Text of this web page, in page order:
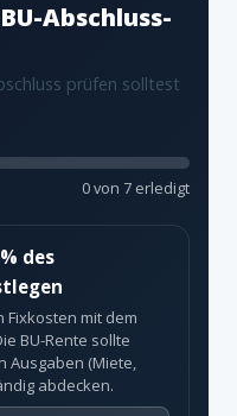
Abschluss-
prüfen solltest
0 von 7 erledigt
des
mit dem
BU-Rente sollte
Ausgaben (Miete,
abdecken.